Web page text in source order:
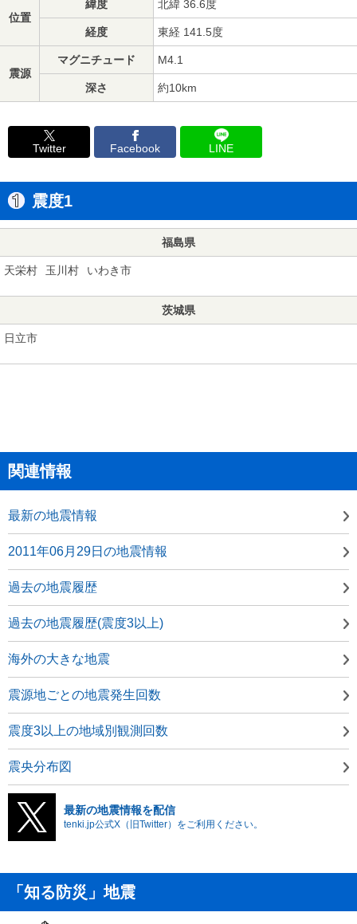
位置
緯度 北緯 36.6度
経度 東経 141.5度
震源
マグニチュード M4.1
深さ 約10km
Twitter Facebook LINE
震度1
福島県
天栄村 玉川村 いわき市
茨城県
日立市
関連情報
最新の地震情報
2011年06月29日の地震情報
過去の地震履歴
過去の地震履歴(震度3以上)
海外の大きな地震
震源地ごとの地震発生回数
震度3以上の地域別観測回数
震央分布図
最新の地震情報を配信
tenki.jp公式X（旧Twitter）をご利用ください。
「知る防災」地震